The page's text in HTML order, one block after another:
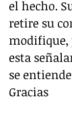
el hecho.
retire su
modifique,
esta
se
Gracias